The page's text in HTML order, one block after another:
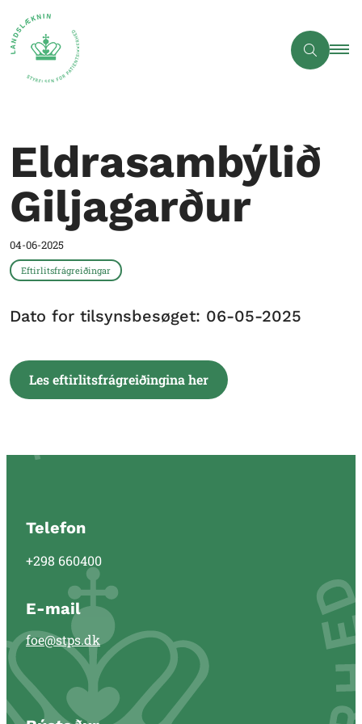
Eldrasambýlið
Giljagarður
04-06-2025
Eftirlitsfrágreiðingar
Dato for tilsynsbesøget: 06-05-2025
Les eftirlitsfrágreiðingina her
Telefon
+298 660400
E-mail
foe@stps.dk